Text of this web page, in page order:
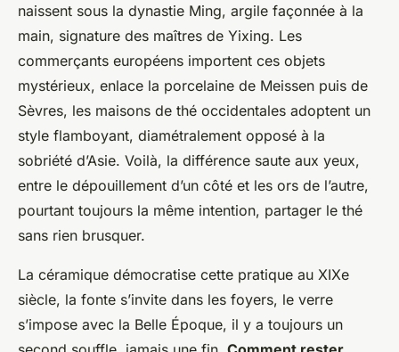
naissent sous la dynastie Ming, argile façonnée à la
main, signature des maîtres de Yixing. Les
commerçants européens importent ces objets
mystérieux, enlace la porcelaine de Meissen puis de
Sèvres, les maisons de thé occidentales adoptent un
style flamboyant, diamétralement opposé à la
sobriété d’Asie. Voilà, la différence saute aux yeux,
entre le dépouillement d’un côté et les ors de l’autre,
pourtant toujours la même intention, partager le thé
sans rien brusquer.
La céramique démocratise cette pratique au XIXe
siècle, la fonte s’invite dans les foyers, le verre
s’impose avec la Belle Époque, il y a toujours un